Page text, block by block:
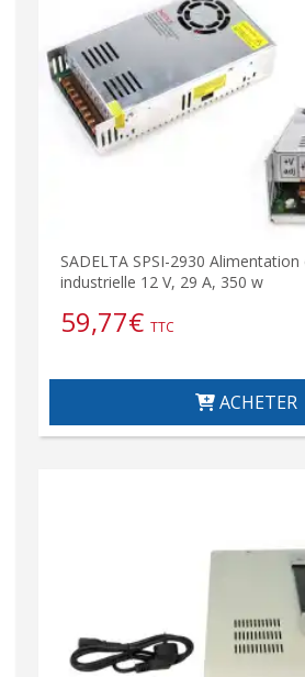
SADELTA SPSI-2930
industrielle 12 V, 29 A, 350 w
59,77€ TTC
ACHETER